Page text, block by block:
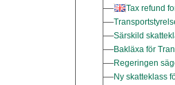
Tax refund
Särskild
Bakläxa för
Regeringen
Ny skatteklass